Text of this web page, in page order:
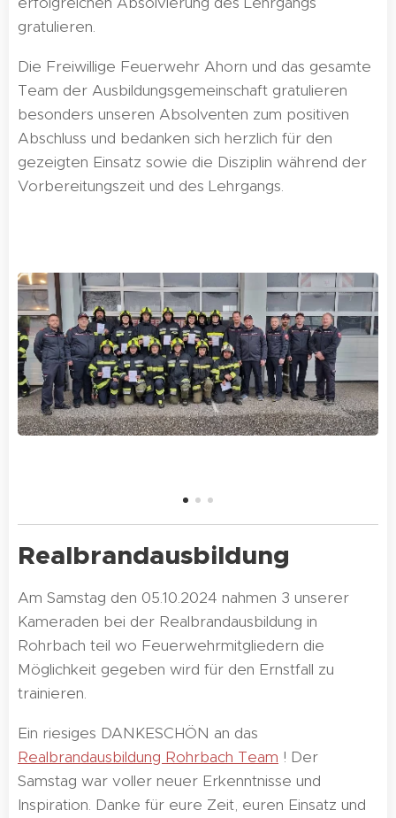
gratulieren.
Die Freiwillige Feuerwehr Ahorn und das gesamte
Team der Ausbildungsgemeinschaft gratulieren
besonders unseren Absolventen zum positiven
Abschluss und bedanken sich herzlich für den
gezeigten Einsatz sowie die Disziplin während der
Vorbereitungszeit und des Lehrgangs.
Realbrandausbildung
Am Samstag den 05.10.2024 nahmen 3 unserer
Kameraden bei der Realbrandausbildung in
Rohrbach teil wo Feuerwehrmitgliedern die
Möglichkeit gegeben wird für den Ernstfall zu
trainieren.
Ein riesiges DANKESCHÖN an das
Realbrandausbildung Rohrbach Team ! Der
Samstag war voller neuer Erkenntnisse und
Inspiration. Danke für eure Zeit, euren Einsatz und